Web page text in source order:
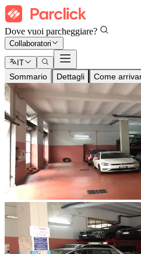
Dove vuoi parcheggiare?
Collaboratori
IT
Sommario Dettagli Come